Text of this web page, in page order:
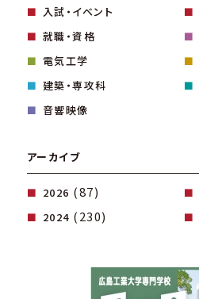
入試・イベント
就職・資格
電気工学
建築・専攻科
音響映像
アーカイブ
2026 (87)
2024 (230)